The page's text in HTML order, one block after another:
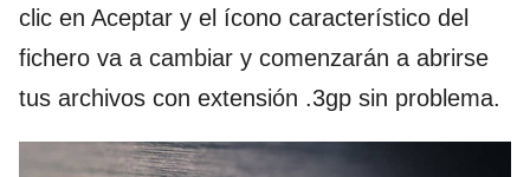
clic en Aceptar y el ícono característico del
fichero va a cambiar y comenzarán a abrirse
tus archivos con extensión .3gp sin problema.